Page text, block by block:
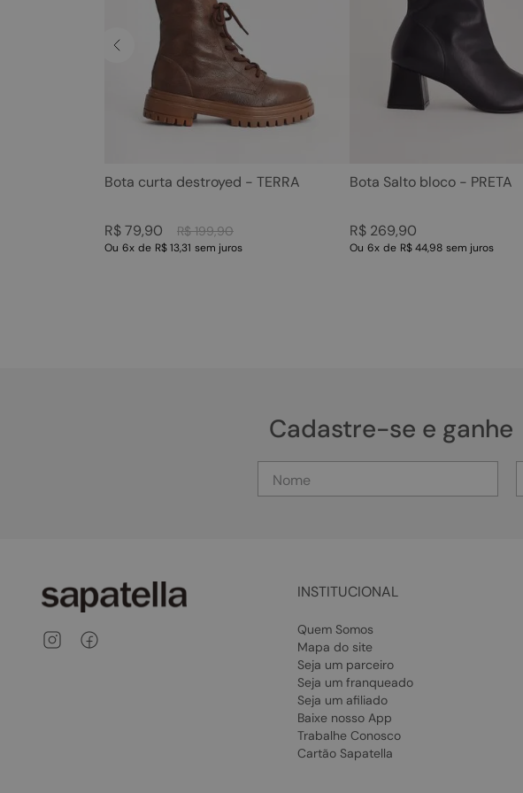
Bota curta destroyed - TERRA
R$ 199,90
R$79,90
Ou 6x de R$ 13,31 sem juros
Bota Salto bloco - PRETA
R$ 269,90
Ou 6x de R$ 44,98 sem juros
Cadastre-se e ganhe
INSTITUCIONAL
Quem Somos
Mapa do site
Seja um parceiro
Seja um franqueado
Seja um afiliado
Baixe nosso App
Trabalhe Conosco
Cartão Sapatella
sandalia
tamanco
bolsa
sapatilha